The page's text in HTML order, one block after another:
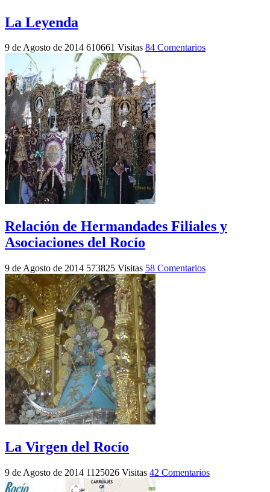
La Leyenda
9 de Agosto de 2014 610661 Visitas 84 Comentarios
Relación de Hermandades Filiales y
Asociaciones del Rocío
9 de Agosto de 2014 573825 Visitas 58 Comentarios
La Virgen del Rocío
9 de Agosto de 2014 1125026 Visitas 42 Comentarios